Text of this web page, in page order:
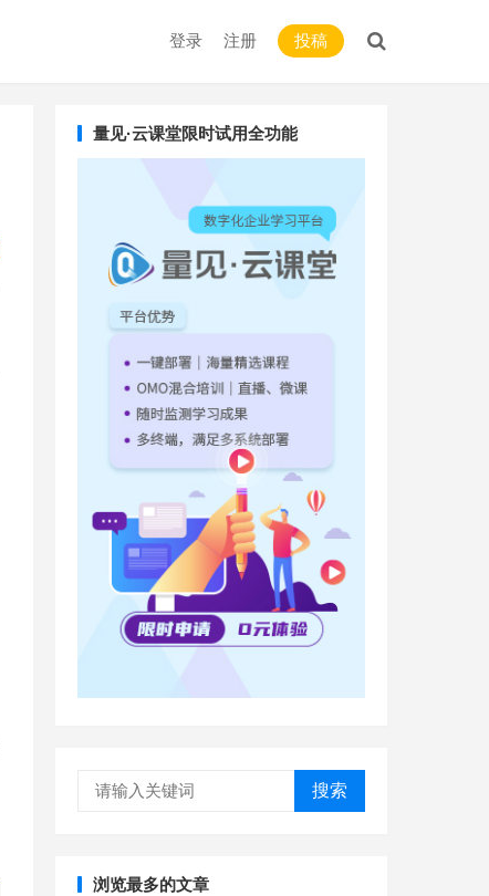
登录 注册 投稿
量见·云课堂限时试用全功能
搜索
浏览最多的文章